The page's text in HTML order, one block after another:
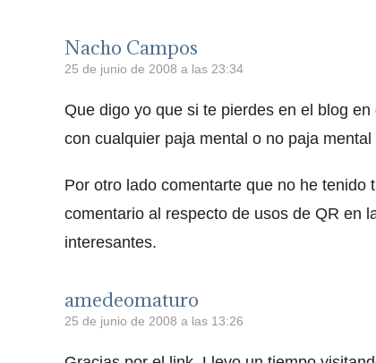
Nacho Campos
25 de junio de 2008 a las 23:34
Que digo yo que si te pierdes en el blog
con cualquier paja mental o no paja
Por otro lado comentarte que no he tenido
comentario al respecto de usos de QR en
interesantes.
amedeomaturo
25 de junio de 2008 a las 13:26